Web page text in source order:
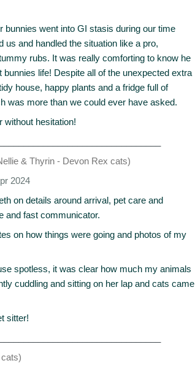
bunnies went into GI stasis during our time
us and handled the situation like a pro,
rubs. It was really comforting to know he
life! Despite all of the unexpected extra
house, happy plants and a fridge full of
was more than we could ever have asked.
without hesitation!
& Thyrin - Devon Rex cats)
2024
on details around arrival, pet care and
and fast communicator.
on how things were going and photos of my
spotless, it was clear how much my animals
cuddling and sitting on her lap and cats came
sitter!